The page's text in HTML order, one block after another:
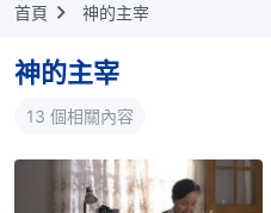
首頁 神的主宰
神的主宰
13 個相關內容